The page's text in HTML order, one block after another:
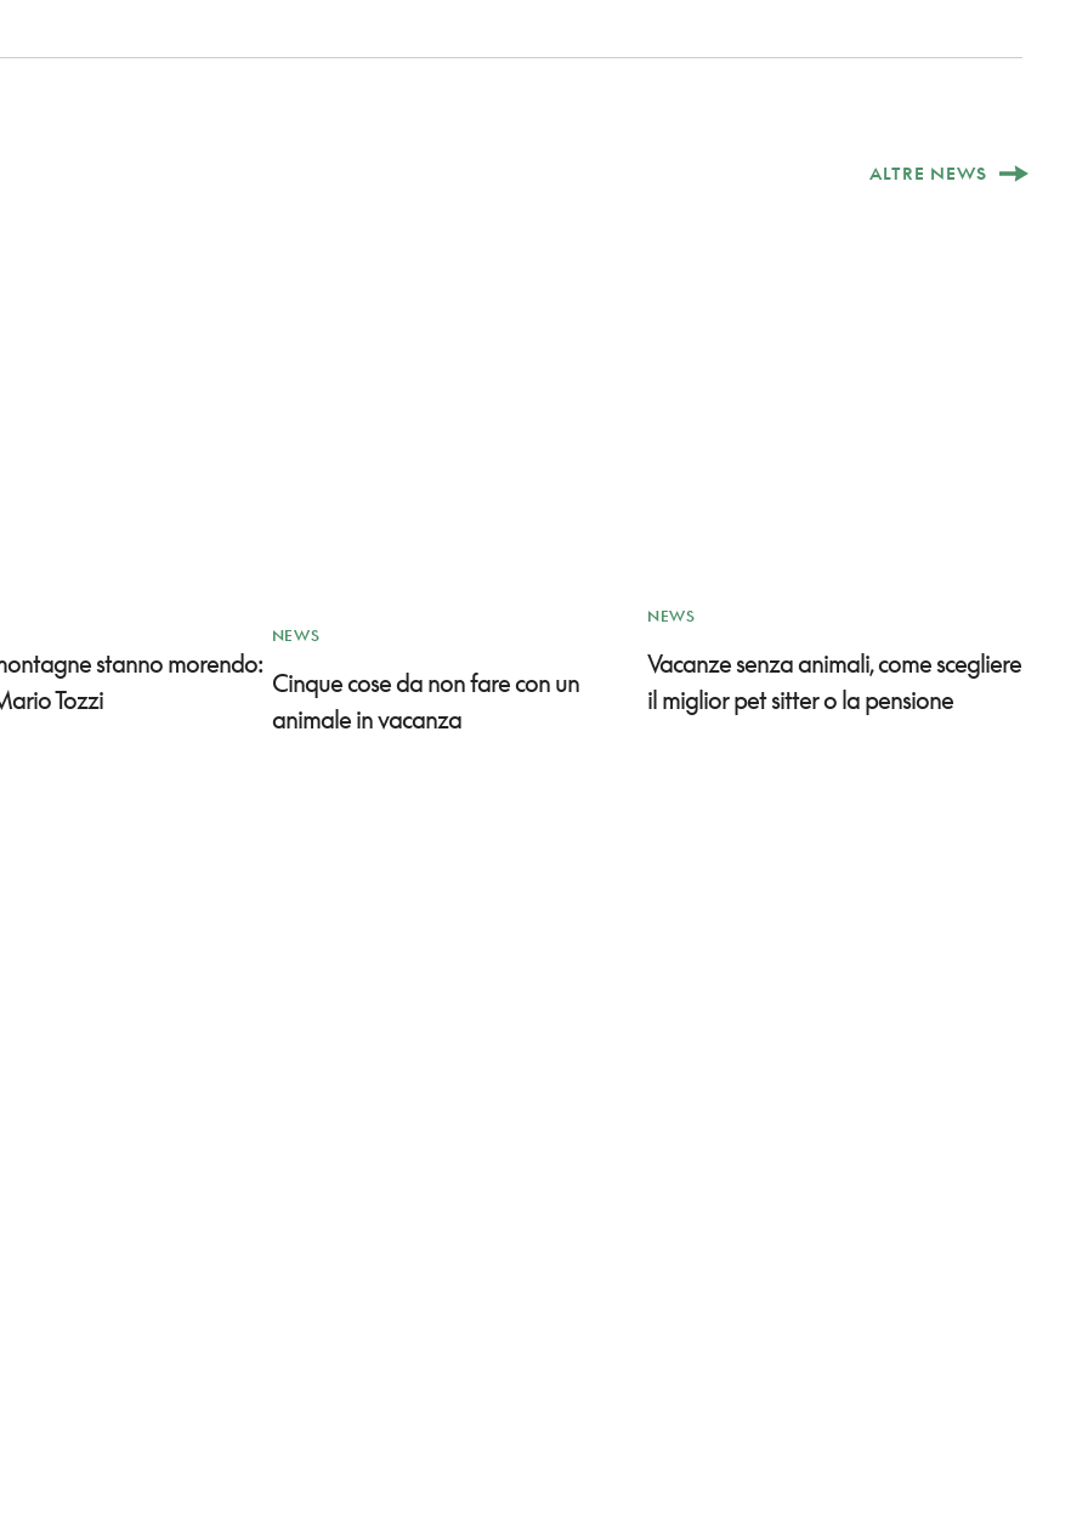
ALTRE NEWS
stanno morendo:
Tozzi
NEWS
Cinque cose da non fare con un
animale in vacanza
NEWS
Vacanze senza animali, come scegliere
il miglior pet sitter o la pensione